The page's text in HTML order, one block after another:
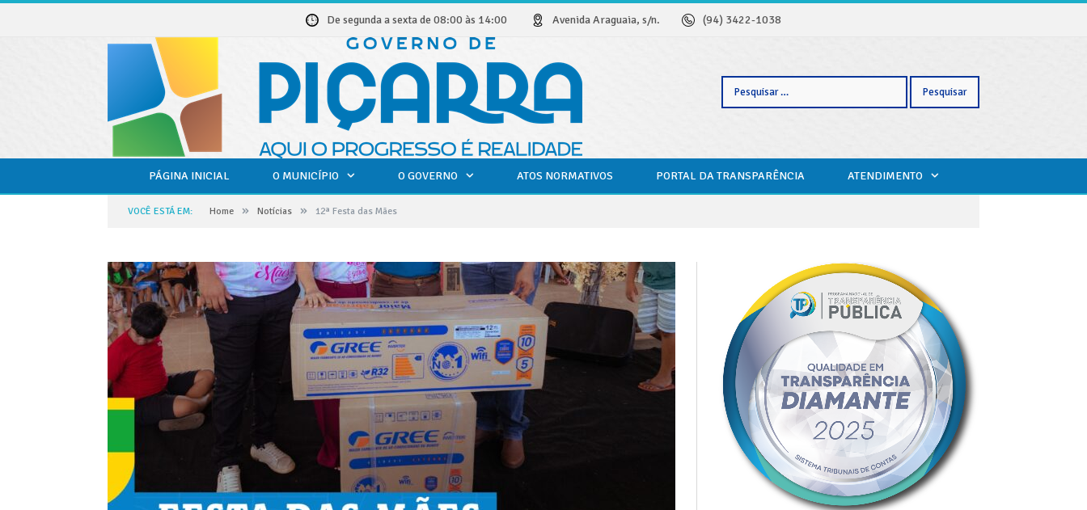
De segunda a sexta de 08:00 às 14:00 Avenida Araguaia, s/n. (94) 3422-1038
Pesquisar
PÁGINA INICIAL O MUNICÍPIO O GOVERNO ATOS NORMATIVOS PORTAL DA TRANSPARÊNCIA ATENDIMENTO
VOCÊ ESTÁ EM: Home » Notícias » 12ª Festa das Mães